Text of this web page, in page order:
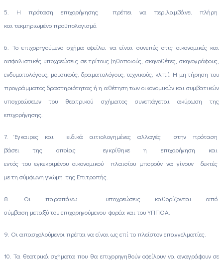
5. Η πρόταση επιχορήγησης πρέπει να περιλαμβάνει πλήρη
και τεκμηριωμένο προϋπολογισμό.
6. Το επιχορηγούμενο σχήμα οφείλει να είναι συνεπές στις οικονομικές και
ασφαλιστικές υποχρεώσεις σε τρίτους (ηθοποιούς, σκηνοθέτες, σκηνογράφους,
ενδυματολόγους, μουσικούς, δραματολόγους, τεχνικούς, κλπ.). Η μη τήρηση του
προγράμματος δραστηριότητας ή η αθέτηση των οικονομικών και συμβατικών
υποχρεώσεων του θεατρικού σχήματος συνεπάγεται ακύρωση της
επιχορήγησης.
7. Έγκαιρες και ειδικά αιτιολογημένες αλλαγές στην πρόταση
βάσει της οποίας εγκρίθηκε η επιχορήγηση και
εντός του εγκεκριμένου οικονομικού πλαισίου μπορούν να γίνουν δεκτές
με τη σύμφωνη γνώμη της Επιτροπής.
8. Οι παραπάνω υποχρεώσεις καθορίζονται από
σύμβαση μεταξύ του επιχορηγούμενου φορέα και του ΥΠΠΟΑ.
9. Οι απασχολούμενοι πρέπει να είναι ως επί το πλείστον επαγγελματίες.
10. Τα θεατρικά σχήματα που θα επιχορηγηθούν οφείλουν να αναγράφουν σε